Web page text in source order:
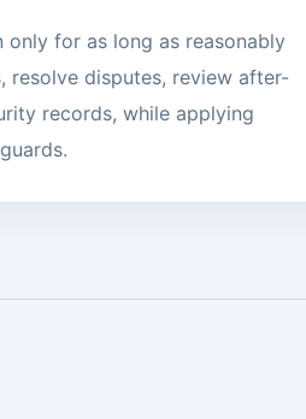
for as long as reasonably
resolve disputes, review after-
records, while applying